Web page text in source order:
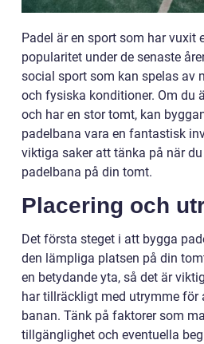
Padel är en sport som har vuxit
popularitet under de senaste
social sport som kan spelas av
och fysiska konditioner. Om du
och har en stor tomt, kan
padelbana vara en fantastisk
viktiga saker att tänka på när
padelbana på din tomt.
Placering och
Det första steget i att bygga
den lämpliga platsen på din
en betydande yta, så det är
har tillräckligt med utrymme för
banan. Tänk på faktorer som
tillgänglighet och eventuella